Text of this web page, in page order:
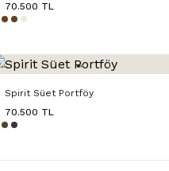
70.500 TL
Spirit Süet Portföy
70.500 TL